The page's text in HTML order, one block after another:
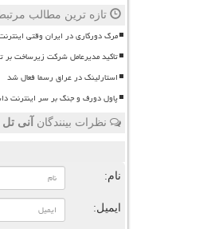
تازه ترین مطالب
مرگ دورکاری در ایران وقتی
تاکید مدیرعامل شرکت زیرساخت
استارلینک در عراق رسما فعال شد
پاول دورف و جنگ بر سر اینترنت
نظرات بینندگان آنی تل
نام:
ایمیل: